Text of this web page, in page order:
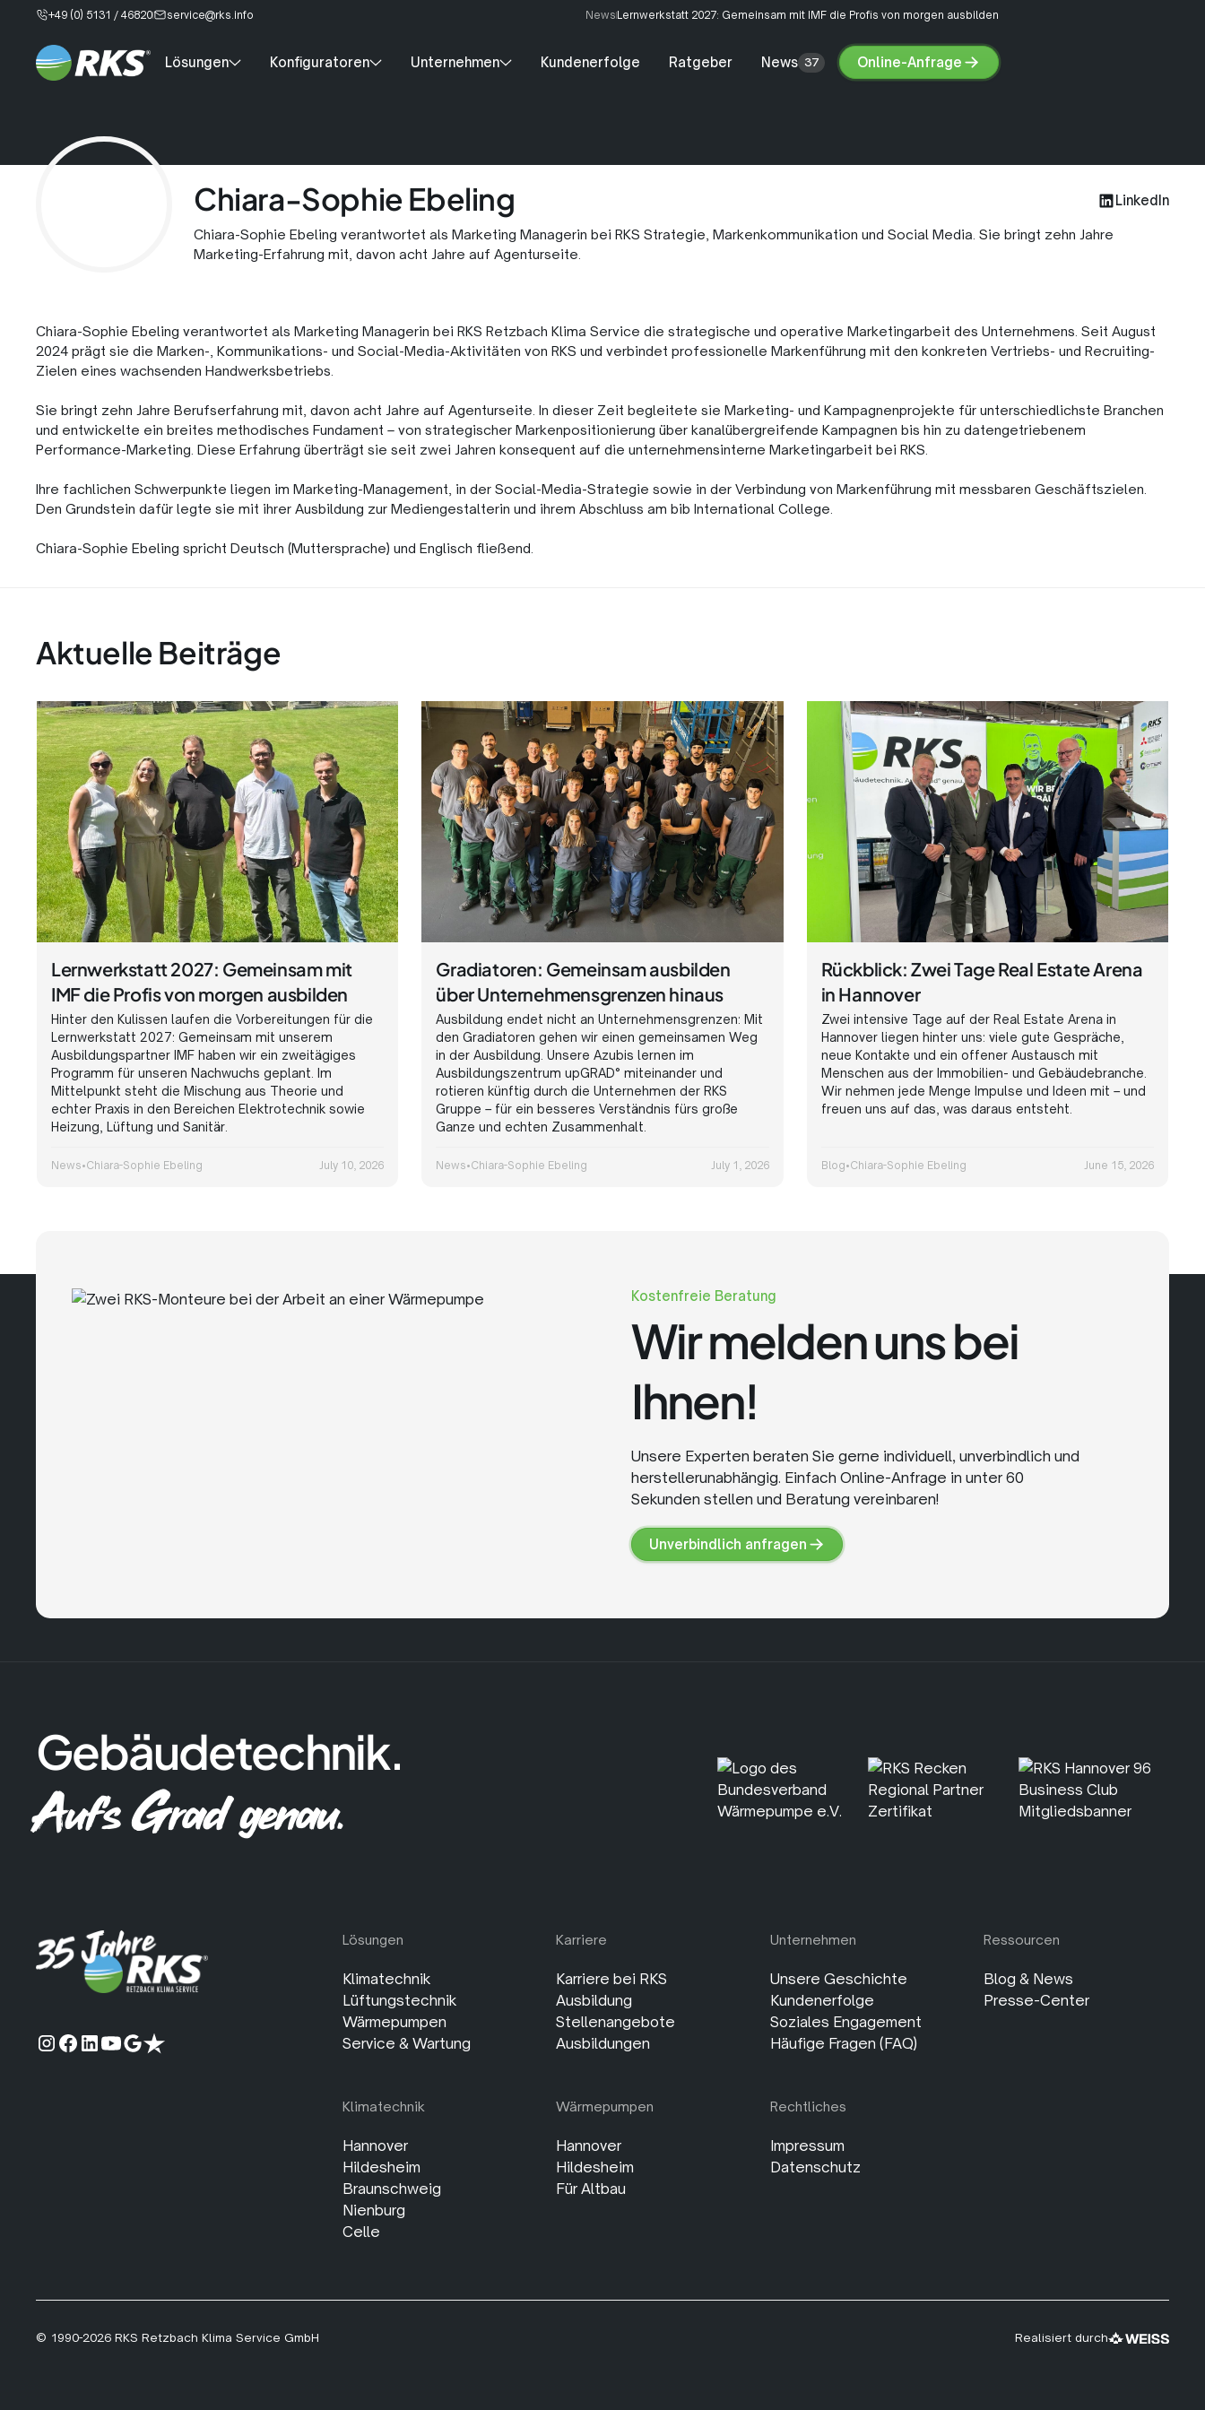
+49 (0) 5131 / 46820 service@rks.info NewsLernwerkstatt 2027: Gemeinsam mit IMF die Profis von morgen ausbilden
Lösungen Konfiguratoren Unternehmen Kundenerfolge Ratgeber News 37
Online-Anfrage
Online-
Chiara-Sophie Ebeling LinkedIn
Chiara-Sophie Ebeling verantwortet als Marketing Managerin bei RKS Strategie, Markenkommunikation und Social Media. Sie bringt zehn Jahre
Marketing-Erfahrung mit, davon acht Jahre auf Agenturseite.
Chiara-Sophie Ebeling verantwortet als Marketing Managerin bei RKS Retzbach Klima Service die strategische und operative Marketingarbeit des Unternehmens. Seit August
2024 prägt sie die Marken-, Kommunikations- und Social-Media-Aktivitäten von RKS und verbindet professionelle Markenführung mit den konkreten Vertriebs- und Recruiting-
Zielen eines wachsenden Handwerksbetriebs.
Sie bringt zehn Jahre Berufserfahrung mit, davon acht Jahre auf Agenturseite. In dieser Zeit begleitete sie Marketing- und Kampagnenprojekte für unterschiedlichste Branchen
und entwickelte ein breites methodisches Fundament – von strategischer Markenpositionierung über kanalübergreifende Kampagnen bis hin zu datengetriebenem
Performance-Marketing. Diese Erfahrung überträgt sie seit zwei Jahren konsequent auf die unternehmensinterne Marketingarbeit bei RKS.
Ihre fachlichen Schwerpunkte liegen im Marketing-Management, in der Social-Media-Strategie sowie in der Verbindung von Markenführung mit messbaren Geschäftszielen.
Den Grundstein dafür legte sie mit ihrer Ausbildung zur Mediengestalterin und ihrem Abschluss am bib International College.
Chiara-Sophie Ebeling spricht Deutsch (Muttersprache) und Englisch fließend.
Aktuelle Beiträge
Lernwerkstatt 2027: Gemeinsam mit
IMF die Profis von morgen ausbilden
Hinter den Kulissen laufen die Vorbereitungen für die
Lernwerkstatt 2027: Gemeinsam mit unserem
Ausbildungspartner IMF haben wir ein zweitägiges
Programm für unseren Nachwuchs geplant. Im
Mittelpunkt steht die Mischung aus Theorie und
echter Praxis in den Bereichen Elektrotechnik sowie
Heizung, Lüftung und Sanitär.
News•Chiara-Sophie Ebeling July 10, 2026
Gradiatoren: Gemeinsam ausbilden
über Unternehmensgrenzen hinaus
Ausbildung endet nicht an Unternehmensgrenzen: Mit
den Gradiatoren gehen wir einen gemeinsamen Weg
in der Ausbildung. Unsere Azubis lernen im
Ausbildungszentrum upGRAD° miteinander und
rotieren künftig durch die Unternehmen der RKS
Gruppe – für ein besseres Verständnis fürs große
Ganze und echten Zusammenhalt.
News•Chiara-Sophie Ebeling July 1, 2026
Rückblick: Zwei Tage Real Estate Arena
in Hannover
Zwei intensive Tage auf der Real Estate Arena in
Hannover liegen hinter uns: viele gute Gespräche,
neue Kontakte und ein offener Austausch mit
Menschen aus der Immobilien- und Gebäudebranche.
Wir nehmen jede Menge Impulse und Ideen mit – und
freuen uns auf das, was daraus entsteht.
Blog•Chiara-Sophie Ebeling June 15, 2026
Kostenfreie Beratung
Wir melden uns bei
Ihnen!
Unsere Experten beraten Sie gerne individuell, unverbindlich und
herstellerunabhängig. Einfach Online-Anfrage in unter 60
Sekunden stellen und Beratung vereinbaren!
Unverbindlich anfragen
Unverbindlich
Gebäudetechnik.
Auf's Grad genau.
Lösungen
Klimatechnik
Lüftungstechnik
Wärmepumpen
Service & Wartung
Karriere
Karriere bei RKS
Ausbildung
Stellenangebote
Ausbildungen
Unternehmen
Unsere Geschichte
Kundenerfolge
Soziales Engagement
Häufige Fragen (FAQ)
Ressourcen
Blog & News
Presse-Center
Klimatechnik
Hannover
Hildesheim
Braunschweig
Nienburg
Celle
Wärmepumpen
Hannover
Hildesheim
Für Altbau
Rechtliches
Impressum
Datenschutz
© 1990-2026 RKS Retzbach Klima Service GmbH Realisiert durch